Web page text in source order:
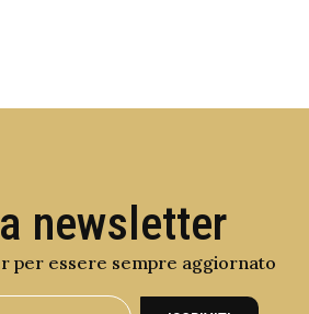
newsletter
per essere sempre aggiornato